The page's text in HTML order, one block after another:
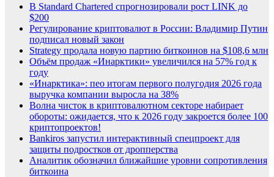
В Standard Chartered спрогнозировали рост LINK до
$200
Регулирование криптовалют в России: Владимир Путин
подписал новый закон
Strategy продала новую партию биткоинов на $108,6 млн
Объём продаж «Инарктики» увеличился на 57% год к
году
«Инарктика»: пео итогам первого полугодия 2026 года
выручка компании выросла на 38%
Волна чисток в криптовалютном секторе набирает
обороты: ожидается, что к 2026 году закроется более 100
криптопроектов!
Bankiros запустил интерактивный спецпроект для
защиты подростков от дропперства
Аналитик обозначил ближайшие уровни сопротивления
биткоина